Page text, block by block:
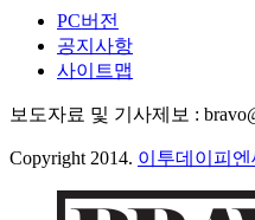
PC버전
공지사항
사이트맵
보도자료 및 기사제보 :
Copyright 2014. 이투데이피엔